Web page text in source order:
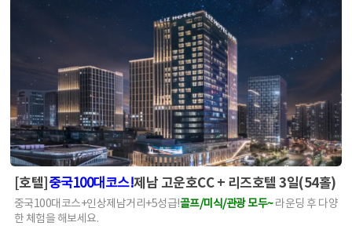
[호텔] 중국100대코스!제남 고운호CC + 리즈호텔 3일(54홀)
중국100대코스+인상제남거리+5성급!골프/미식/관광 모두~라운딩 후 다양
한 체험을 해보세요.